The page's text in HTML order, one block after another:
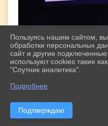
Пользуясь нашим сайтом,
обработки персональных
сайт и другие
используют cookies такие
"Спутник аналитика".
Подробнее
Подтверждаю